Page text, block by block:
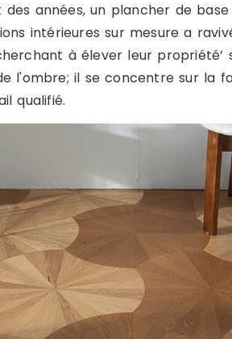
années, un plancher de
intérieures sur mesure a
à élever leur
l'ombre; il se concentre sur la
qualifié.